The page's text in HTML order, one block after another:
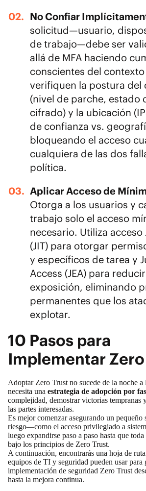
No Confiar
solicitud—usuario,
de trabajo—debe ser
allá de MFA haciendo
conscientes del
verifiquen la postura del
(nivel de parche, estado
cifrado) y la ubicación
de confianza vs.
bloqueando el acceso
cualquiera de las dos
política.
Aplicar Acceso de
Otorga a los usuarios y
trabajo solo el acceso
necesario. Utiliza acceso
(JIT) para otorgar
y específicos de tarea y
Access (JEA) para
exposición, eliminando
permanentes que los
explotar.
10 Pasos para
Implementar
Adoptar Zero Trust no sucede de la noche a
necesita una estrategia de adopción por
complejidad, demostrar victorias tempranas
las partes interesadas.
Es mejor comenzar asegurando un pequeño
riesgo—como el acceso privilegiado a
luego expandirse paso a paso hasta que
bajo los principios de Zero Trust.
A continuación, encontrarás una hoja de
equipos de TI y seguridad pueden usar para
implementación de seguridad Zero Trust
hasta la mejora continua.